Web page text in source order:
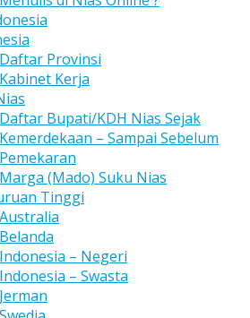
Daftar Provinsi
Kabinet Kerja
Daftar Bupati/KDH Nias Sejak
Kemerdekaan – Sampai Sebelum
Pemekaran
Marga (Mado) Suku Nias
Tinggi
Australia
Belanda
Indonesia – Negeri
Indonesia – Swasta
Jerman